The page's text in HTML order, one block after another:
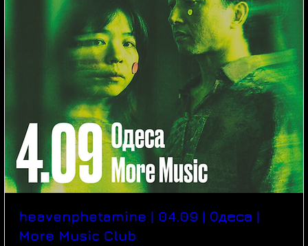
heavenphetamine | 04.09 | Одеса |
More Music Club